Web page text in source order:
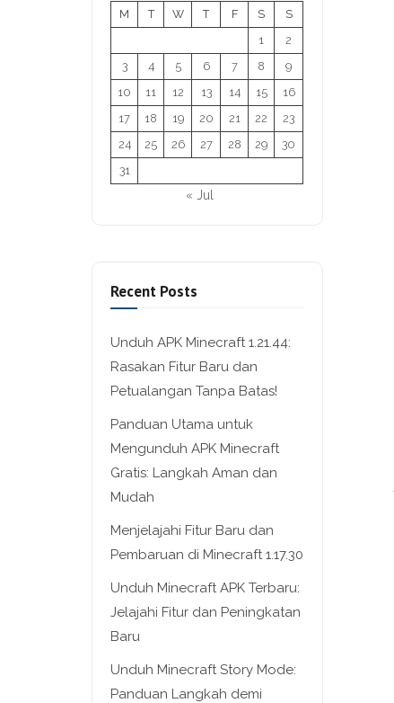
M T W T F S
S
1
2
3
4 5 6 7 8
9
10
11 12 13 14 15
16
17
18 19 20 21 22
23
24
25 26 27 28 29
30
31
« Jul
Recent Posts
Unduh APK Minecraft 1.21.44:
Rasakan Fitur Baru dan
Petualangan Tanpa Batas!
Panduan Utama untuk
Mengunduh APK Minecraft
Gratis: Langkah Aman dan
Mudah
Menjelajahi Fitur Baru dan
Pembaruan di Minecraft 1.17.30
Unduh Minecraft APK Terbaru:
Jelajahi Fitur dan Peningkatan
Baru
Unduh Minecraft Story Mode:
Panduan Langkah demi